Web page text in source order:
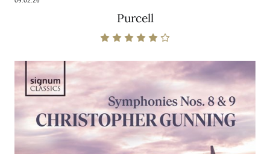
Purcell